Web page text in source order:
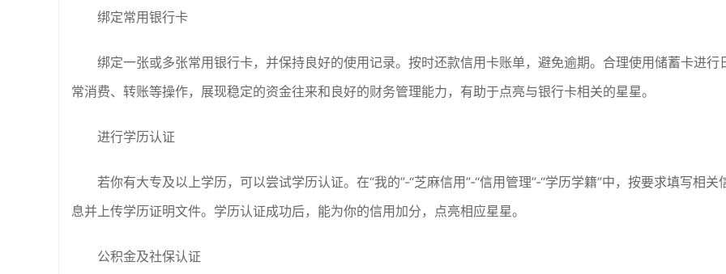
绑定常用银行卡
绑定一张或多张常用银行卡，并保持良好的使用记录。按时还款信用卡账单，避免逾期。合理使用储蓄卡进行
常消费、转账等操作，展现稳定的资金往来和良好的财务管理能力，有助于点亮与银行卡相关的星星。
进行学历认证
若你有大专及以上学历，可以尝试学历认证。在“我的”-“芝麻信用”-“信用管理”-“学历学籍”中，按要求填写相关
息并上传学历证明文件。学历认证成功后，能为你的信用加分，点亮相应星星。
公积金及社保认证